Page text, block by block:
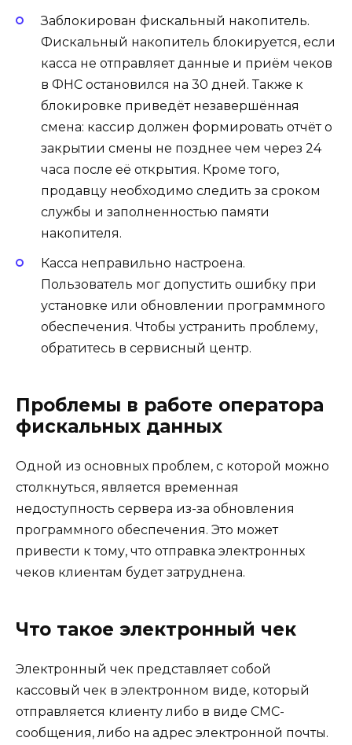
Заблокирован фискальный накопитель.
Фискальный накопитель блокируется, если
касса не отправляет данные и приём чеков
в ФНС остановился на 30 дней. Также к
блокировке приведёт незавершённая
смена: кассир должен формировать отчёт о
закрытии смены не позднее чем через 24
часа после её открытия. Кроме того,
продавцу необходимо следить за сроком
службы и заполненностью памяти
накопителя.
Касса неправильно настроена.
Пользователь мог допустить ошибку при
установке или обновлении программного
обеспечения. Чтобы устранить проблему,
обратитесь в сервисный центр.
Проблемы в работе оператора
фискальных данных
Одной из основных проблем, с которой можно
столкнуться, является временная
недоступность сервера из-за обновления
программного обеспечения. Это может
привести к тому, что отправка электронных
чеков клиентам будет затруднена.
Что такое электронный чек
Электронный чек представляет собой
кассовый чек в электронном виде, который
отправляется клиенту либо в виде СМС-
сообщения, либо на адрес электронной почты.